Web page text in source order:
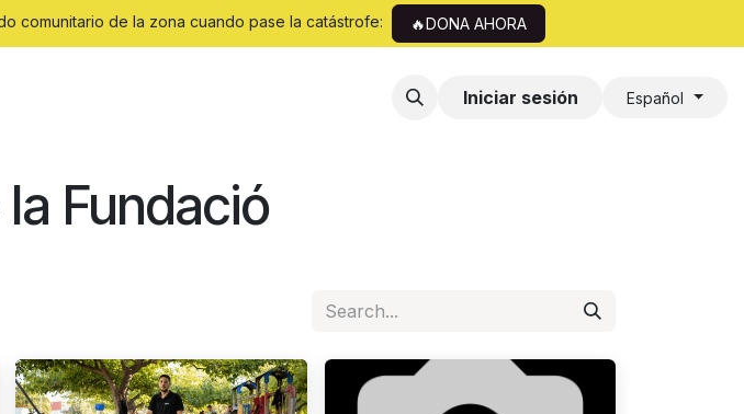
comunitario de la zona cuando pase la catástrofe: 🔥DONA AHORA
Iniciar sesión Español
Fundació